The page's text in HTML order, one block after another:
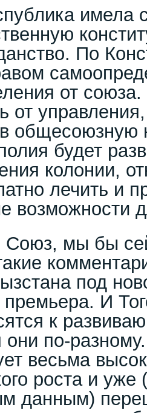
имела
По
от
от
будет
колонии,
лечить и
возможности
Союз, мы бы
под
премьера. И
к
они по-
весьма
роста и уже
данным)